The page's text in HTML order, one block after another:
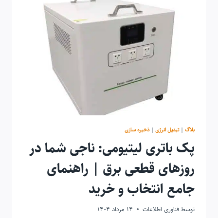
پنل
بلاگ |تبدیل انرژی |ذخیره سازی
پک باتری لیتیومی: ناجی شما در
روزهای قطعی برق | راهنمای
جامع انتخاب و خرید
توسط فناوری اطلاعات 14 مرداد 1404